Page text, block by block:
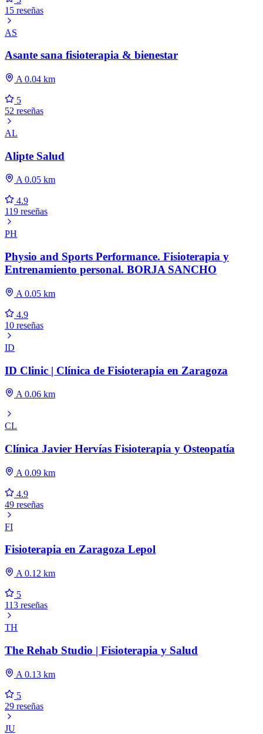
15 reseñas
AS
Asante sana fisioterapia & bienestar
A 0.04 km
5
52 reseñas
AL
Alipte Salud
A 0.05 km
4.9
119 reseñas
PH
Physio and Sports Performance. Fisioterapia y
Entrenamiento personal. BORJA SANCHO
A 0.05 km
4.9
10 reseñas
ID
ID Clinic | Clínica de Fisioterapia en Zaragoza
A 0.06 km
CL
Clínica Javier Hervías Fisioterapia y Osteopatía
A 0.09 km
4.9
49 reseñas
FI
Fisioterapia en Zaragoza Lepol
A 0.12 km
5
113 reseñas
TH
The Rehab Studio | Fisioterapia y Salud
A 0.13 km
5
29 reseñas
JU